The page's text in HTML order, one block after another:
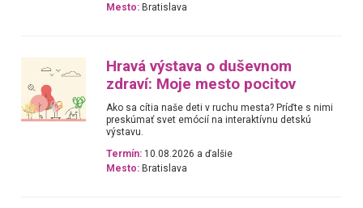
Mesto: Bratislava
Hravá výstava o duševnom
zdraví: Moje mesto pocitov
Ako sa cítia naše deti v ruchu mesta? Príďte s nimi
preskúmať svet emócií na interaktívnu detskú
výstavu.
Termín: 10.08.2026 a ďalšie
Mesto: Bratislava